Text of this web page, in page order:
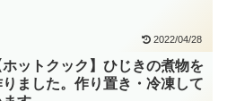
2022/04/28
ホットクック】ひじきの煮物を
りました。作り置き・冷凍して